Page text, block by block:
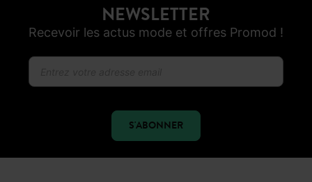
NEWSLETTER
Recevoir les actus mode et offres Promod !
S'ABONNER